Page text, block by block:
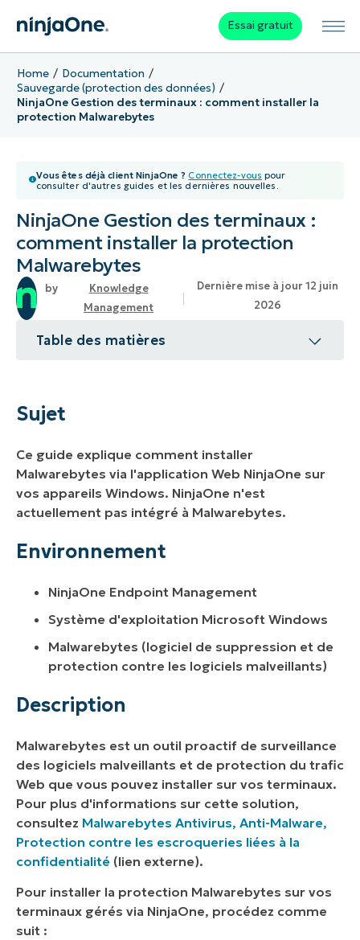
Essai gratuit
Home
Documentation
Sauvegarde (protection des données)
NinjaOne Gestion des terminaux : comment installer la
protection Malwarebytes
Vous êtes déjà client NinjaOne ? Connectez-vous pour
consulter d'autres guides et les dernières nouvelles.
NinjaOne Gestion des terminaux :
comment installer la protection
Malwarebytes
Knowledge
Management
Dernière mise à jour 12 juin
2026
Table des matières
Environnement
Ressources supplémentaires
Sujet
Ce guide explique comment installer
Malwarebytes via l'application Web NinjaOne sur
vos appareils Windows. NinjaOne n'est
actuellement pas intégré à Malwarebytes.
Environnement
NinjaOne Endpoint Management
Système d'exploitation Microsoft Windows
Malwarebytes (logiciel de suppression et de
protection contre les logiciels malveillants)
Description
Malwarebytes est un outil proactif de surveillance
des logiciels malveillants et de protection du trafic
Web que vous pouvez installer sur vos terminaux.
Pour plus d'informations sur cette solution,
consultez Malwarebytes Antivirus, Anti-Malware,
Protection contre les escroqueries liées à la
confidentialité (lien externe).
Pour installer la protection Malwarebytes sur vos
terminaux gérés via NinjaOne, procédez comme
suit :